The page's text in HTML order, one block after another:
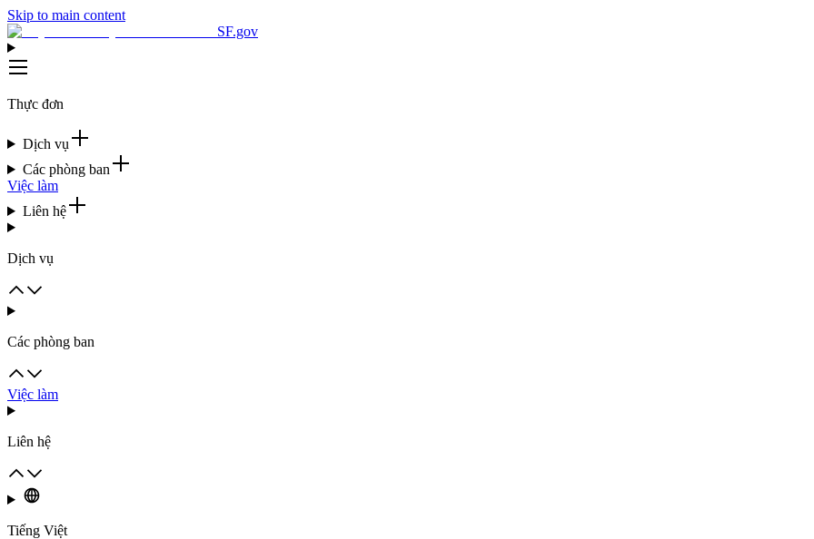
Skip to main content
SF.gov
Thực đơn
Dịch vụ
Các phòng ban
Việc làm
Liên hệ
Dịch vụ
Các phòng ban
Việc làm
Liên hệ
Tiếng Việt